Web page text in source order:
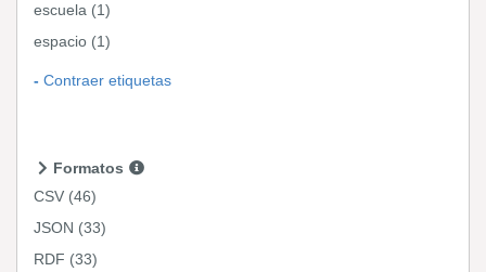
escuela (1)
espacio (1)
Contraer etiquetas
Formatos
CSV (46)
JSON (33)
RDF (33)